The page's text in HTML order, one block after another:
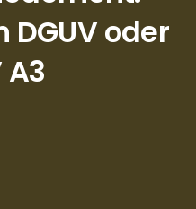
DGUV oder
A3